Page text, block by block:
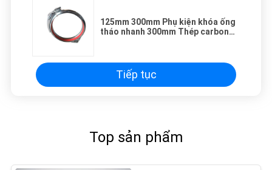
125mm 300mm Phụ kiện khóa ống
tháo nhanh 300mm Thép carbon
Tiếp tục
Top sản phẩm